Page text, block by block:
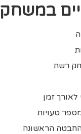
במשחק
רשת
לאורך זמן
טעויות
הראשונה.